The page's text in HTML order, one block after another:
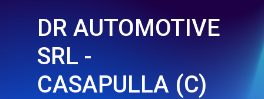
DR AUTOMOTIVE
SRL -
CASAPULLA (C)